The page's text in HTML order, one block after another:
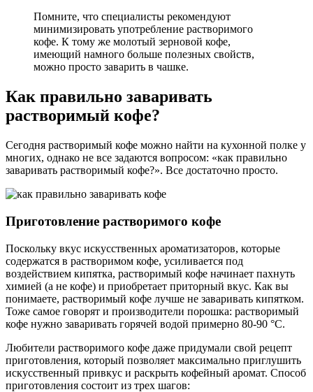
Помните, что специалисты рекомендуют
минимизировать употребление растворимого
кофе. К тому же молотый зерновой кофе,
имеющий намного больше полезных свойств,
можно просто заварить в чашке.
Как правильно заваривать
растворимый кофе?
Сегодня растворимый кофе можно найти на кухонной полке у
многих, однако не все задаются вопросом: «как правильно
заваривать растворимый кофе?». Все достаточно просто.
Приготовление растворимого кофе
Поскольку вкус искусственных ароматизаторов, которые
содержатся в растворимом кофе, усиливается под
воздействием кипятка, растворимый кофе начинает пахнуть
химией (а не кофе) и приобретает приторный вкус. Как вы
понимаете, растворимый кофе лучше не заваривать кипятком.
Тоже самое говорят и производители порошка: растворимый
кофе нужно заваривать горячей водой примерно 80-90 °С.
Любители растворимого кофе даже придумали свой рецепт
приготовления, который позволяет максимально приглушить
искусственный привкус и раскрыть кофейный аромат. Способ
приготовления состоит из трех шагов: